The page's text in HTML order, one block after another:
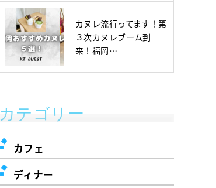
カヌレ流行ってます！第
３次カヌレブーム到
来！福岡…
カテゴリー
カフェ
ディナー